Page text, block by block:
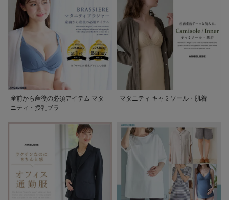
産前から産後の必須アイテム マタ
ニティ・授乳ブラ
マタニティ キャミソール・肌着